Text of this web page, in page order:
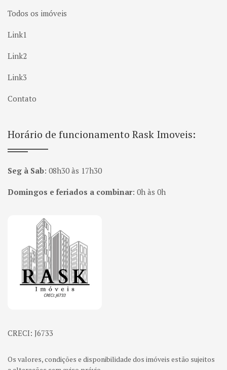
Todos os imóveis
Link1
Link2
Link3
Contato
Horário de funcionamento Rask Imoveis:
Seg à Sab: 08h30 às 17h30
Domingos e feriados a combinar: 0h às 0h
Página inicial
CRECI: J6733
Os valores, condições e disponibilidade dos imóveis estão sujeitos